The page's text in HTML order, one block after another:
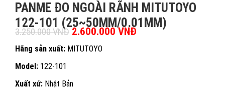
PANME ĐO NGOÀI RÃNH MITUTOYO
122-101 (25~50MM/0.01MM)
3.250.000VNĐ Giá gốc là: 3.250.000 VNĐ.
2.600.000VNĐ Giá hiện tại là:
Hãng sản xuất: MITUTOYO
Model: 122-101
Xuất xứ: Nhật Bản